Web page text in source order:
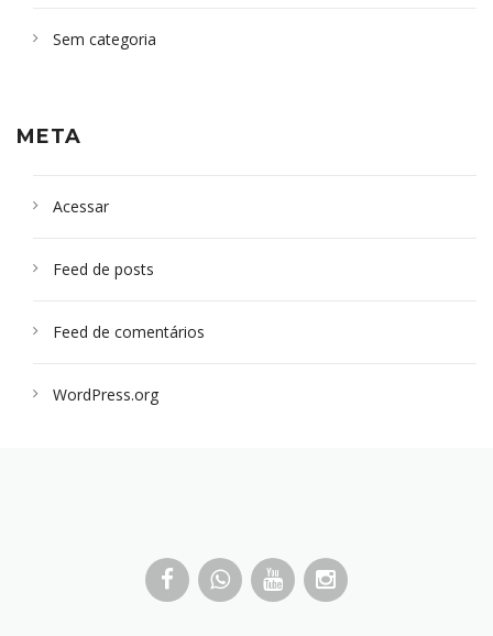
Sem categoria
META
Acessar
Feed de posts
Feed de comentários
WordPress.org